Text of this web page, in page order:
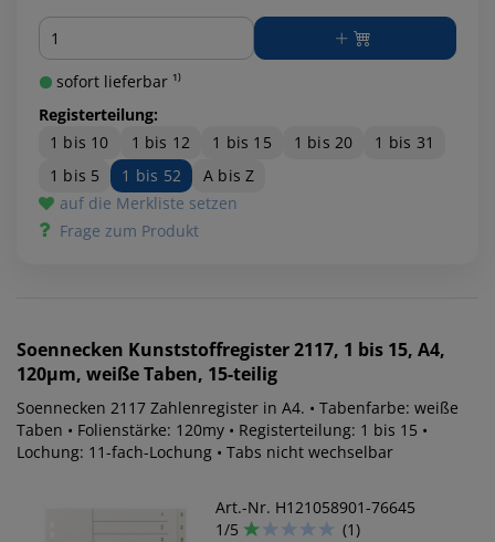
Menge
sofort lieferbar ¹⁾
Registerteilung:
1 bis 10
1 bis 12 1 bis 15 1 bis 20
1 bis 31
1 bis 5
1 bis 52
A bis Z
auf die Merkliste setzen
Frage zum Produkt
Soennecken Kunststoffregister 2117, 1 bis 15, A4,
120µm, weiße Taben, 15-teilig
Soennecken 2117 Zahlenregister in A4. • Tabenfarbe: weiße
Taben • Folienstärke: 120my • Registerteilung: 1 bis 15 •
Lochung: 11-fach-Lochung • Tabs nicht wechselbar
Art.-Nr. H121058901-76645
1/5
(1)